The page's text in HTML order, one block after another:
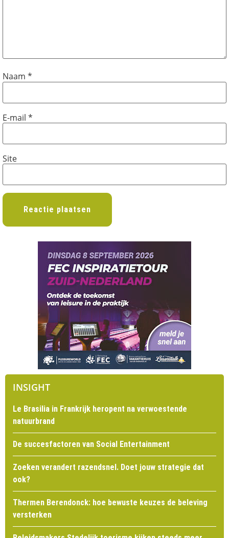
Naam *
E-mail *
Site
INSIGHT
Le Brasilia in Frankrijk heropent na verwoestende
natuurbrand
De succesfactoren van Social Entertainment
Zoeken verandert razendsnel. Doet jouw strategie dat
ook?
Thermen Berendonck: hoe bewuste keuzes de beleving
versterken